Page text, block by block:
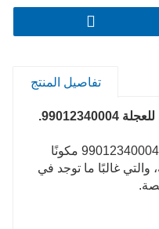
يمكن تعديل نسبة توزيع
السيارة على المرور
تفاصيل المنتج
يعد العمود الكوكبي لجانب العجلة 99012340004 مكونًا
والتي غالبًا ما توجد في